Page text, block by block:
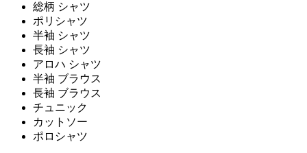
総柄 シャツ
ポリシャツ
半袖 シャツ
長袖 シャツ
アロハ シャツ
半袖 ブラウス
長袖 ブラウス
チュニック
カットソー
ポロシャツ